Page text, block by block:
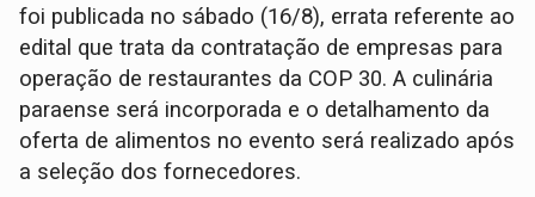
foi publicada no sábado (16/8), errata referente ao
edital que trata da contratação de empresas para
operação de restaurantes da COP 30. A culinária
paraense será incorporada e o detalhamento da
oferta de alimentos no evento será realizado após
a seleção dos fornecedores.